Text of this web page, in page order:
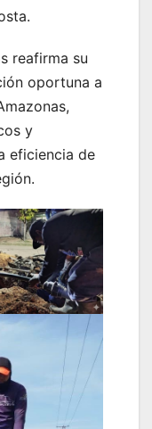
reafirma su
oportuna a
y
eficiencia de